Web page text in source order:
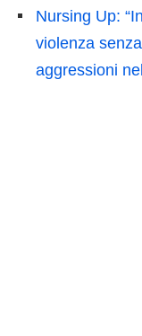
Nursing Up:
violenza
aggressioni